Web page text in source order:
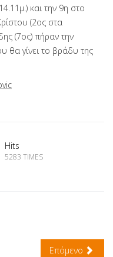
και την 9η στο
(2ος στα
(7ος) πήραν την
θα γίνει το βράδυ της
Hits
5283 TIMES
Επόμενο